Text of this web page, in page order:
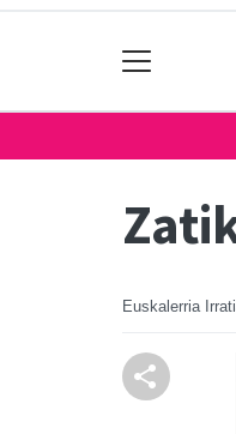
Euskalerria